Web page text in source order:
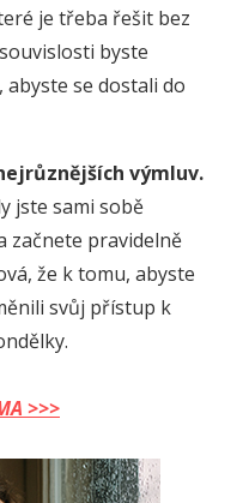
je třeba řešit bez
byste
se dostali do
výmluv.
jste sami sobě
začnete pravidelně
že k tomu, abyste
svůj přístup k
>>>